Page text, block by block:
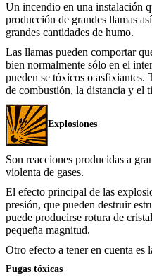
Un incendio en una instalación
producción de grandes llamas
grandes cantidades de humo.
Las llamas pueden comportar
bien normalmente sólo en el
pueden se tóxicos o asfixiantes.
de combustión, la distancia y el
Explosiones
Son reacciones producidas a
violenta de gases.
El efecto principal de las
presión, que pueden destruir
puede producirse rotura de
pequeña magnitud.
Otro efecto a tener en cuenta es
Fugas tóxicas